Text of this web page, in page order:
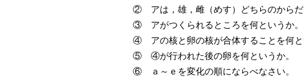
② アは，雄，雌（めす）どちらのから
③ アがつくられるところ
④ アの核と卵の核が合体する
⑤ ④が行われた後の卵を
⑥ ａ～ｅを変化の順にならべな